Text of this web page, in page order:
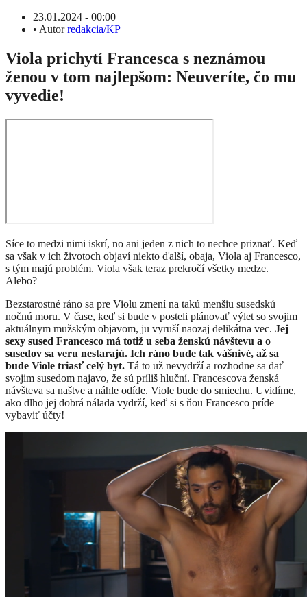
23.01.2024 - 00:00
• Autorredakcia/KP
Viola prichytí Francesca s neznámou
ženou v tom najlepšom: Neuveríte, čo mu
vyvedie!
Síce to medzi nimi iskrí, no ani jeden z nich to nechce priznať. Keď
sa však v ich životoch objaví niekto ďalší, obaja, Viola aj Francesco,
s tým majú problém. Viola však teraz prekročí všetky medze.
Alebo?
Bezstarostné ráno sa pre Violu zmení na takú menšiu susedskú
nočnú moru. V čase, keď si bude v posteli plánovať výlet so svojim
aktuálnym mužským objavom, ju vyruší naozaj delikátna vec. Jej
sexy sused Francesco má totiž u seba ženskú návštevu a o
susedov sa veru nestarajú. Ich ráno bude tak vášnivé, až sa
bude Viole triasť celý byt. Tá to už nevydrží a rozhodne sa dať
svojim susedom najavo, že sú príliš hluční. Francescova ženská
návšteva sa naštve a náhle odíde. Viole bude do smiechu. Uvidíme,
ako dlho jej dobrá nálada vydrží, keď si s ňou Francesco príde
vybaviť účty!